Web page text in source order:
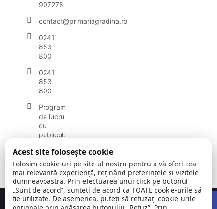
907278
contact@primariagradina.ro
0241
853
800
0241
853
800
Program
de lucru
cu
publicul:
vineri:
8:30 -
16:30
Concept realizat deBig Media Relații Publice SRL
Acest site folosește cookie
Folosim cookie-uri pe site-ul nostru pentru a vă oferi cea
mai relevantă experiență, reținând preferințele și vizitele
dumneavoastră. Prin efectuarea unui click pe butonul
„Sunt de acord”, sunteți de acord ca TOATE cookie-urile să
fie utilizate. De asemenea, puteți să refuzați cookie-urile